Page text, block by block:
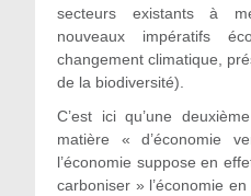
secteurs existants à
nouveaux impératifs
changement climatique,
de la biodiversité).
C’est ici qu’une
matière « d’économie
l’économie suppose en
carboniser » l’économie